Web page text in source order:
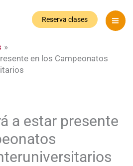
Reserva clases
en los Campeonatos
a estar presente